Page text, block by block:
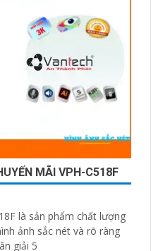
MÃI VPH-C518F
là sản phẩm chất lượng
ảnh sắc nét và rõ ràng
độ phân giải 5